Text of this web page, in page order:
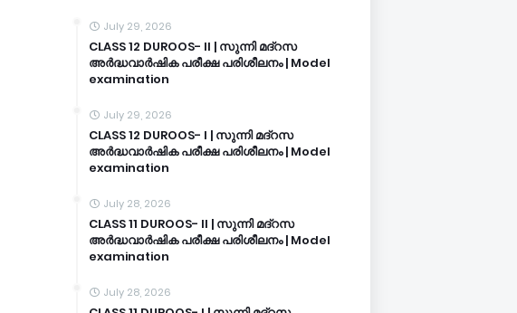
July 29, 2026
CLASS 12 DUROOS- II | സുന്നി മദ്റസ
അർദ്ധവാർഷിക പരീക്ഷ പരിശീലനം | Model
examination
July 29, 2026
CLASS 12 DUROOS- I | സുന്നി മദ്റസ
അർദ്ധവാർഷിക പരീക്ഷ പരിശീലനം | Model
examination
July 28, 2026
CLASS 11 DUROOS- II | സുന്നി മദ്റസ
അർദ്ധവാർഷിക പരീക്ഷ പരിശീലനം | Model
examination
July 28, 2026